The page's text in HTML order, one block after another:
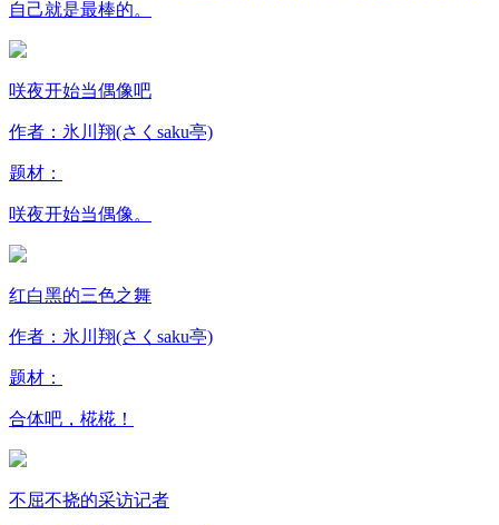
自己就是最棒的。
咲夜开始当偶像吧
作者：氷川翔(さくsaku亭)
题材：
咲夜开始当偶像。
红白黑的三色之舞
作者：氷川翔(さくsaku亭)
题材：
合体吧，椛椛！
不屈不挠的采访记者